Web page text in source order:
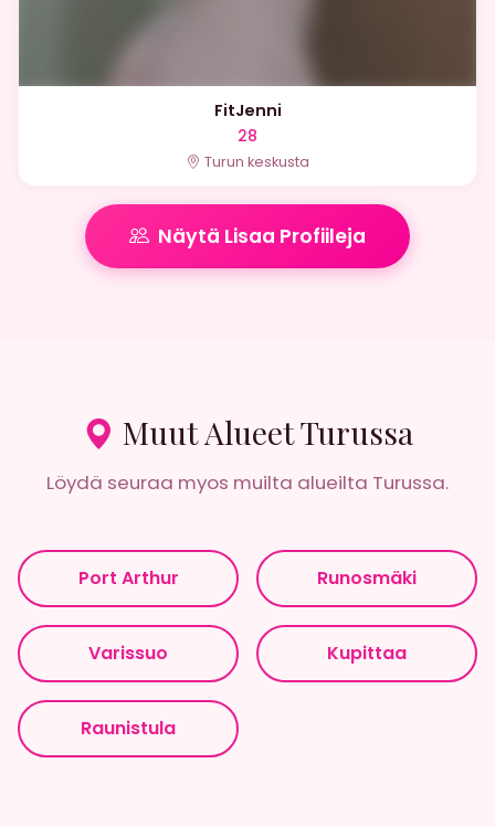
FitJenni
28
Turun keskusta
Näytä Lisaa Profiileja
Muut Alueet Turussa
Löydä seuraa myos muilta alueilta Turussa.
Port Arthur Runosmäki
Varissuo Kupittaa
Raunistula